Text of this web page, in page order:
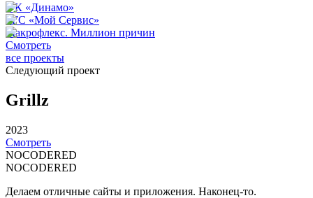
ФК «Динамо»
РГС «Мой Сервис»
Макрофлекс. Миллион причин
Смотреть
все проекты
Следующий проект
Grillz
2023
Смотреть
NOCODERED
NOCODERED
Делаем отличные сайты и приложения. Наконец-то.